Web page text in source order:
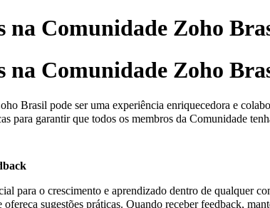
na Comunidade Zoho
na Comunidade Zoho
Brasil pode ser uma experiência enriquecedora e
para garantir que todos os membros da Comunidade
para o crescimento e aprendizado dentro de qualquer
sugestões práticas. Quando receber feedback,